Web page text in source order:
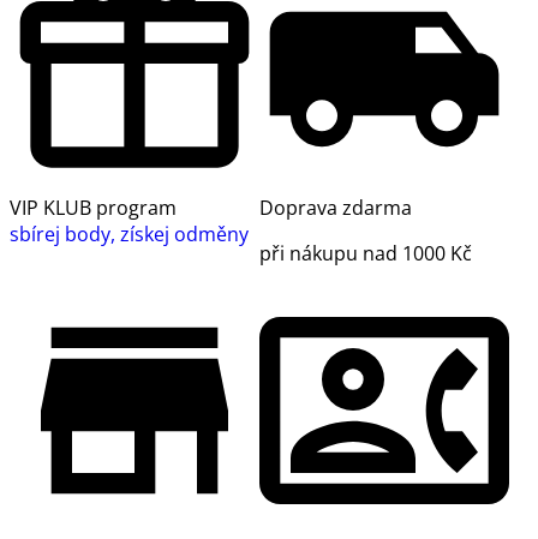
VIP KLUB program
sbírej body, získej odměny
Doprava zdarma
při nákupu nad 1000 Kč